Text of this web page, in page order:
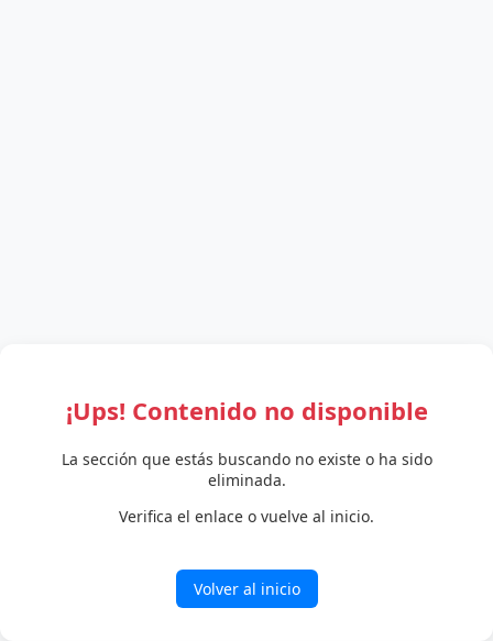
¡Ups! Contenido no disponible
La sección que estás buscando no existe o ha sido
eliminada.
Verifica el enlace o vuelve al inicio.
Volver al inicio